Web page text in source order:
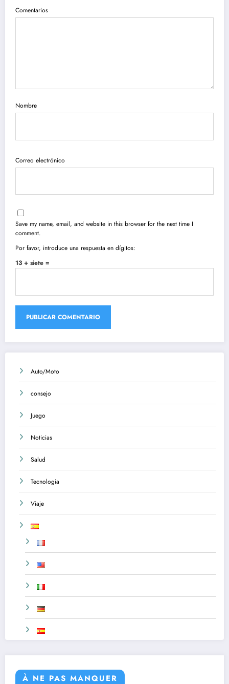
Comentarios
Nombre
Correo electrónico
Save my name, email, and website in this browser for the next time I
comment.
Por favor, introduce una respuesta en dígitos:
13 + siete =
Auto/Moto
consejo
Juego
Noticias
Salud
Tecnologia
Viaje
À NE PAS MANQUER